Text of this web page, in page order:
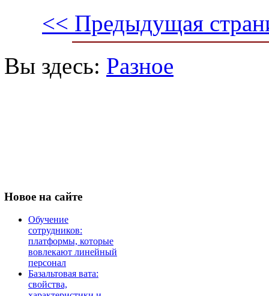
<< Предыдущая
Вы здесь: Разное
Новое на сайте
Обучение
сотрудников:
платформы, которые
вовлекают линейный
персонал
Базальтовая вата:
свойства,